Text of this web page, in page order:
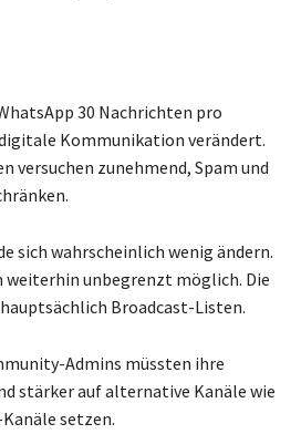
30 Nachrichten pro
Kommunikation verändert.
versuchen zunehmend, Spam und
sich wahrscheinlich wenig ändern.
weiterhin unbegrenzt möglich. Die
Broadcast-Listen.
Admins müssten ihre
stärker auf alternative Kanäle wie
setzen.